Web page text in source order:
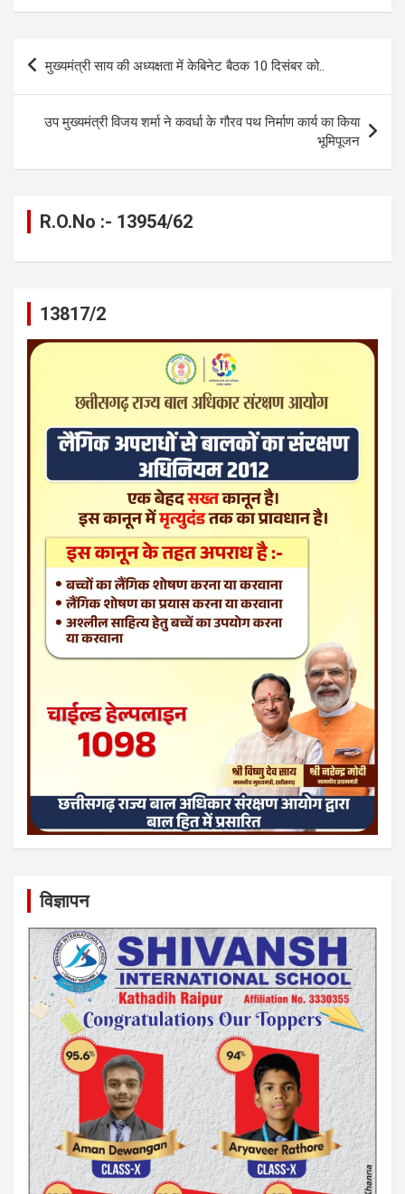
ce
b
o
o
k
se
g
er
at
A
p
p
e
gr
a
m
ail py
Li
n
k
ar
e
Post
navigation
मुख्यमंत्री साय की अध्यक्षता में केबिनेट बैठक 10 दिसंबर को..
उप मुख्यमंत्री विजय शर्मा ने कवर्धा के गौरव पथ निर्माण कार्य का किया
भूमिपूजन
R.O.No :- 13954/62
13817/2
विज्ञापन